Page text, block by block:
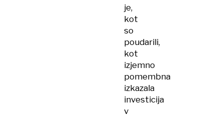
je,
kot
so
poudarili,
kot
izjemno
pomembna
izkazala
investicija
v